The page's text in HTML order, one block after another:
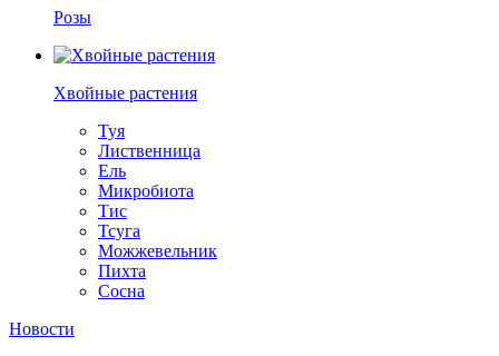
Розы
Хвойные растения
Туя
Лиственница
Ель
Микробиота
Тис
Тсуга
Можжевельник
Пихта
Сосна
Новости